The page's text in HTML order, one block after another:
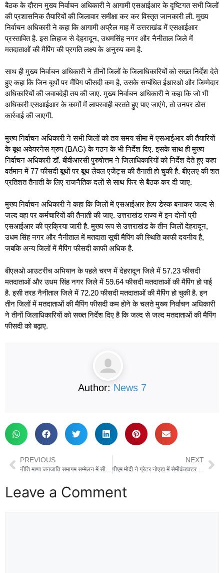
बैठक के दौरान मुख्य निर्वाचन अधिकारी ने आगामी एसआईआर के दृष्टिगत सभी जिलों
की प्रशासनिक तैयारियों की जिलावार समीक्षा कर कर विस्तृत जानकारी ली. मुख्य
निर्वाचन अधिकारी ने कहा कि आगामी अप्रैल माह में उत्तराखंड में एसआईआर
प्रस्तावित है. इस लिहाज से देहरादून, उधमसिंह नगर और नैनीताल जिले में
मतदाताओं की मैपिंग की प्रगति लक्ष्य के अनुरुप कम है.
साथ ही मुख्य निर्वाचन अधिकारी ने तीनों जिलों के जिलाधिकारियों को सख्त निर्देश देते
हुए कहा कि जिन बूथों पर मैंपिग फीसदी कम है, उसके सम्बंधित ईआरओ और जिम्मेदार
अधिकारियों की जवाबदेही तय की जाए. मुख्य निर्वाचन अधिकारी ने कहा कि जो भी
अधिकारी एसआईआर के कामों में लापरवाही बरतते हुए पाए जाएंगे, तो उनपर ठोस
कार्रवाई की जाएगी.
मुख्य निर्वाचन अधिकारी ने सभी जिलों को तय समय सीमा में एसआईआर की तैयारियों
के बूथ अवेयरनेस ग्रुप (BAG) के गठन के भी निर्देश दिए. इसके साथ ही मुख्य
निर्वाचन अधिकारी डॉ. बीवीआरसी पुरुषोत्तम ने जिलाधिकारियों को निर्देश देते हुए कहा
वर्तमान में 77 फीसदी बूथों पर बूथ लेवल एजेंट्स की तैनाती हो चुकी है. बीएलए की शत
प्रतिशत तैनाती के लिए राजनैतिक दलों से साथ फिर से बैठक कर दी जाए.
मुख्य निर्वाचन अधिकारी ने कहा कि जिलों में एसआईआर हेल्प डेस्क बनाकर जल्द से
जल्द वहा पर कर्मचारियों की तैनाती की जाए. उत्तराखंड राज्य में इन दोनों प्री
एसआईआर की प्रक्रिया जारी है. मुख्य रूप से उत्तराखंड के तीन जिलों देहरादून,
उधम सिंह नगर और नैनीताल में मतदाता सूची मैपिंग की स्थिति काफी दयनीय है,
जबकि अन्य जिलों में मैपिंग फीसदी काफी अधिक है.
बीएलओ आउटरीच अभियान के पहले चरण में देहरादून जिले में 57.23 फीसदी
मतदाताओं और उधम सिंह नगर जिले में 59.64 फीसदी मतदाताओं की मैपिंग हो पाई
है. इसी तरह नैनीताल जिले में 72.20 फीसदी मतदाताओं की मैपिंग हो चुकी है. इन
तीन जिलों में मतदाताओं की मैपिंग फीसदी कम होने के चलते मुख्य निर्वाचन अधिकारी
ने तीनों जिलाधिकारियों को सख्त निर्देश दिए है कि जल्द से जल्द मतदाताओं की मैपिंग
फीसदी को बढ़ाए.
Author: News 7
PREVIOUS
नीति माणा जनजाति समागम सम्मेलन में सीएम धामी, पारंपरिक वेशभूषा में आये नजर
NEXT
पीएम मोदी ने ग्रेटर नोएडा में सेमीकंडक्टर यूनिट की रखी नींव, भारत की पहली OSAT सुविधा से होगी लैस, मेक इन इंडिया को मिलेगी ताकत
Leave a Comment